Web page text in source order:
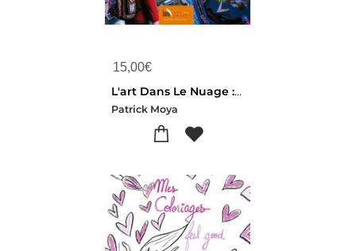
15,00€
L'art Dans Le Nuage : Du Metavers A L'ia, Une Retrospective
Patrick Moya